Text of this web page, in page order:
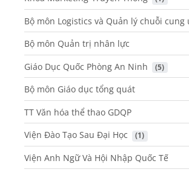
Bộ môn Logistics và Quản lý chuỗi cung
Bộ môn Quản trị nhân lực
Giáo Dục Quốc Phòng An Ninh
(5)
Bộ môn Giáo dục tổng quát
TT Văn hóa thể thao GDQP
Viện Đào Tạo Sau Đại Học
(1)
Viện Anh Ngữ Và Hội Nhập Quốc Tế